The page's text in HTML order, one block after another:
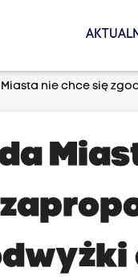
nie chce się